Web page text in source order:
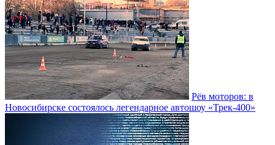
Рёв моторов: в
Новосибирске состоялось легендарное автошоу «Трек-400»